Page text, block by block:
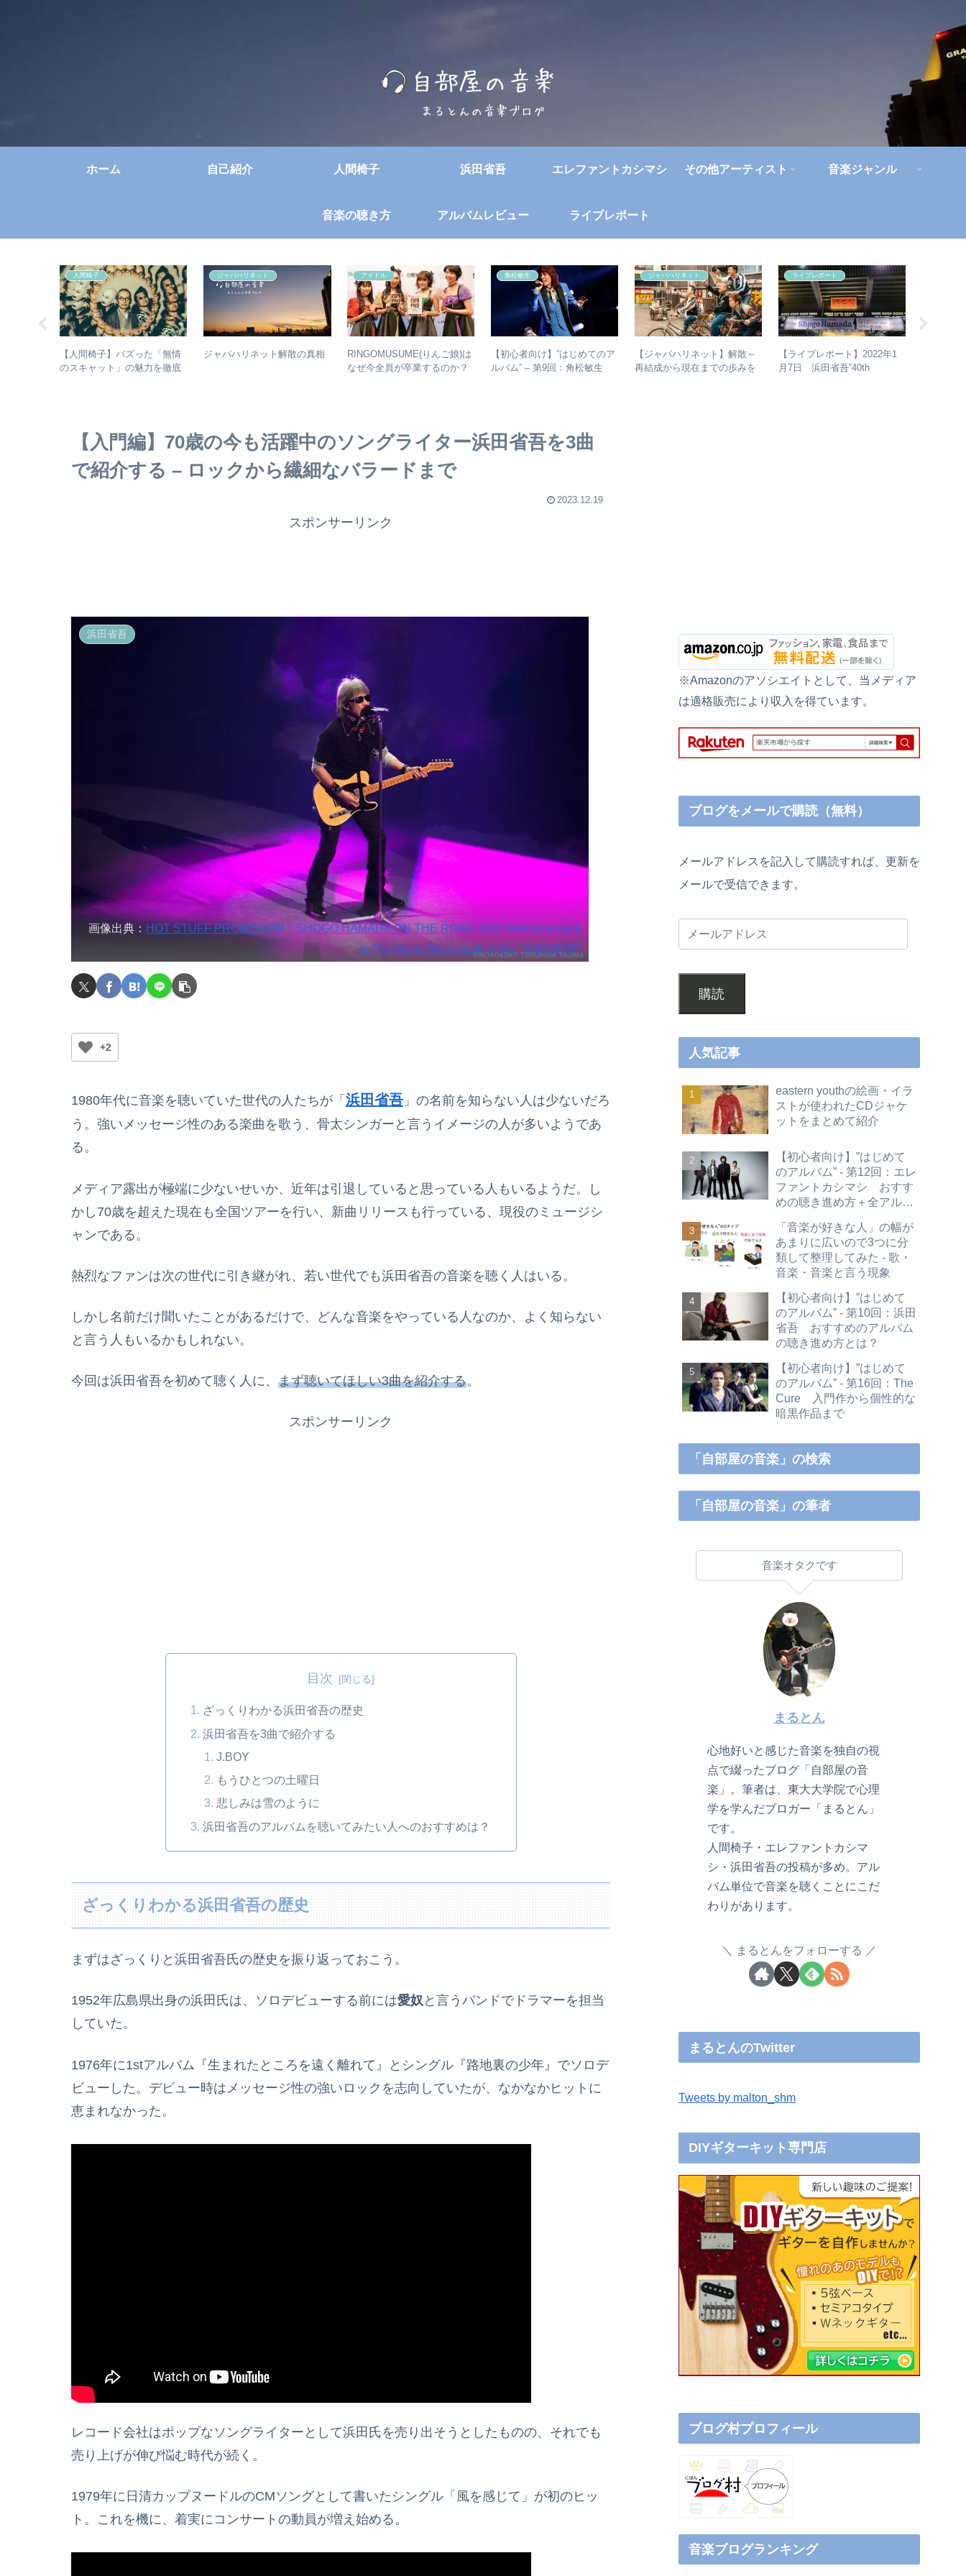
ホーム 自己紹介 人間椅子 浜田省吾 エレファントカシマシ その他アーティスト 音楽ジャンル
音楽の聴き方 アルバムレビュー ライブレポート
人間椅子
【人間椅子】バズった「無情
のスキャット」の魅力を徹底
ジャパハリネット
ジャパハリネット解散の真相
アイドル
RINGOMUSUME(りんご娘)は
なぜ今全員が卒業するのか？
角松敏生
【初心者向け】”はじめてのア
ルバム” – 第9回：角松敏生
ジャパハリネット
【ジャパハリネット】解散～
再結成から現在までの歩みを
ライブレポート
【ライブレポート】2022年1
月7日 浜田省吾”40th
【入門編】70歳の今も活躍中のソングライター浜田省吾を3曲
で紹介する – ロックから繊細なバラードまで
2023.12.19
スポンサーリンク
浜田省吾
画像出典： HOT STUFF PROMOTION：SHOGO HAMADA ON THE ROAD 2023 Welcome back
to The Rock Show youth in the "JUKEBOX"
+2
1980年代に音楽を聴いていた世代の人たちが「 浜田省吾 」の名前を知らない人は少ないだろ
う。強いメッセージ性のある楽曲を歌う、骨太シンガーと言うイメージの人が多いようであ
る。
メディア露出が極端に少ないせいか、近年は引退していると思っている人もいるようだ。し
かし70歳を超えた現在も全国ツアーを行い、新曲リリースも行っている、現役のミュージシ
ャンである。
熱烈なファンは次の世代に引き継がれ、若い世代でも浜田省吾の音楽を聴く人はいる。
しかし名前だけ聞いたことがあるだけで、どんな音楽をやっている人なのか、よく知らない
と言う人もいるかもしれない。
今回は浜田省吾を初めて聴く人に、 まず聴いてほしい3曲を紹介する。
スポンサーリンク
目次
ざっくりわかる浜田省吾の歴史
浜田省吾を3曲で紹介する
J.BOY
もうひとつの土曜日
悲しみは雪のように
浜田省吾のアルバムを聴いてみたい人へのおすすめは？
ざっくりわかる浜田省吾の歴史
まずはざっくりと浜田省吾氏の歴史を振り返っておこう。
1952年広島県出身の浜田氏は、ソロデビューする前には愛奴 と言うバンドでドラマーを担当
していた。
1976年に1stアルバム『生まれたところを遠く離れて』とシングル『路地裏の少年』でソロデ
ビューした。デビュー時はメッセージ性の強いロックを志向していたが、なかなかヒットに
恵まれなかった。
レコード会社はポップなソングライターとして浜田氏を売り出そうとしたものの、それでも
売り上げが伸び悩む時代が続く。
1979年に日清カップヌードルのCMソングとして書いたシングル「風を感じて」が初のヒッ
ト。これを機に、着実にコンサートの動員が増え始める。
※Amazonのアソシエイトとして、当メディア
は適格販売により収入を得ています。
ブログをメールで購読（無料）
メールアドレスを記入して購読すれば、更新を
メールで受信できます。
購読
人気記事
eastern youthの絵画・イラ
ストが使われたCDジャケ
ットをまとめて紹介
【初心者向け】”はじめて
のアルバム” - 第12回：エレ
ファントカシマシ おすす
めの聴き進め方＋全アルバ
「音楽が好きな人」の幅が
あまりに広いので3つに分
類して整理してみた - 歌・
音楽・音楽と言う現象
【初心者向け】”はじめて
のアルバム” - 第10回：浜田
省吾 おすすめのアルバム
の聴き進め方とは？
【初心者向け】”はじめて
のアルバム” - 第16回：The
Cure 入門作から個性的な
暗黒作品まで
「自部屋の音楽」の検索
「自部屋の音楽」の筆者
音楽オタクです
まるとん
心地好いと感じた音楽を独自の視
点で綴ったブログ「自部屋の音
楽」。筆者は、東大大学院で心理
学を学んだブロガー「まるとん」
です。
人間椅子・エレファントカシマ
シ・浜田省吾の投稿が多め。アル
バム単位で音楽を聴くことにこだ
わりがあります。
まるとんをフォローする
まるとんのTwitter
Tweets by malton_shm
DIYギターキット専門店
ブログ村プロフィール
音楽ブログランキング